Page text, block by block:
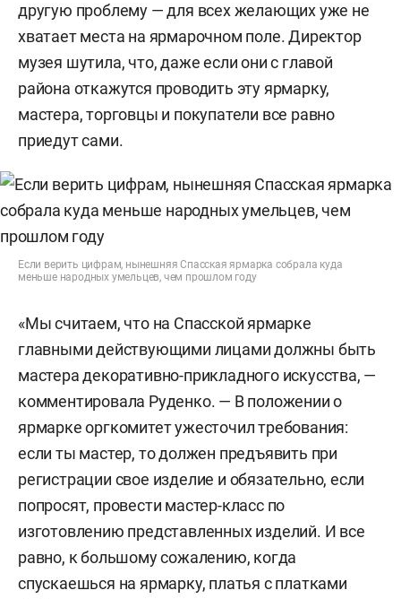
другую проблему — для всех желающих уже не
хватает места на ярмарочном поле. Директор
музея шутила, что, даже если они с главой
района откажутся проводить эту ярмарку,
мастера, торговцы и покупатели все равно
приедут сами.
Если верить цифрам, нынешняя Спасская ярмарка собрала куда
меньше народных умельцев, чем прошлом году
«Мы считаем, что на Спасской ярмарке
главными действующими лицами должны быть
мастера декоративно-прикладного искусства, —
комментировала Руденко. — В положении о
ярмарке оргкомитет ужесточил требования:
если ты мастер, то должен предъявить при
регистрации свое изделие и обязательно, если
попросят, провести мастер-класс по
изготовлению представленных изделий. И все
равно, к большому сожалению, когда
спускаешься на ярмарку, платья с платками